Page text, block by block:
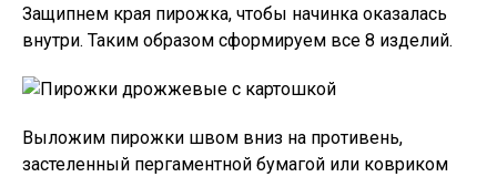
Защипнем края пирожка, чтобы начинка оказалась
внутри. Таким образом сформируем все 8 изделий.
Выложим пирожки швом вниз на противень,
застеленный пергаментной бумагой или ковриком